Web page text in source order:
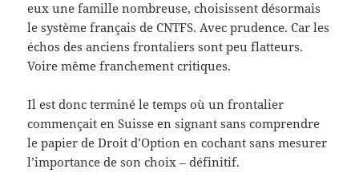
eux une famille nombreuse, choisissent désormais
le système français de CNTFS. Avec prudence. Car les
échos des anciens frontaliers sont peu flatteurs.
Voire même franchement critiques.
Il est donc terminé le temps où un frontalier
commençait en Suisse en signant sans comprendre
le papier de Droit d’Option en cochant sans mesurer
l’importance de son choix – définitif.